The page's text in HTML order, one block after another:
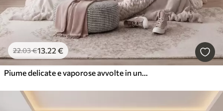
22.03€13.22 €
Piume delicate e vaporose avvolte in una foschia rosa-pesca dai riflessi luccicanti